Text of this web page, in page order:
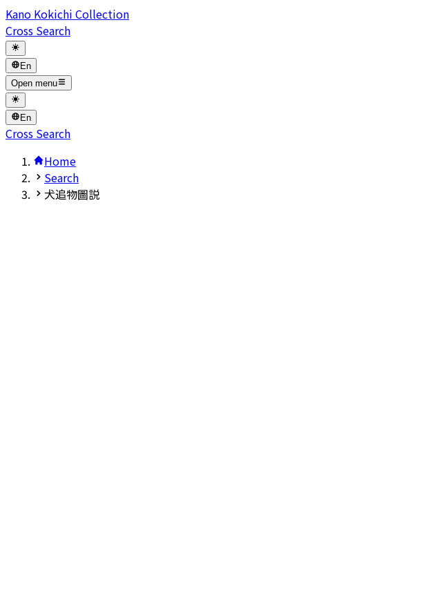
Kano Kokichi Collection
Cross Search
En
Open menu
En
Cross Search
Home
Search
犬追物圖説